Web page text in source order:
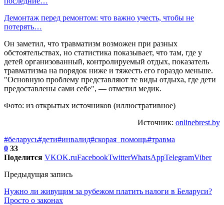
Демонтаж перед ремонтом: что важно учесть, чтобы не
потерять…
Он заметил, что травматизм возможен при разных
обстоятельствах, но статистика показывает, что там, где у
детей организованный, контролируемый отдых, показатель
травматизма на порядок ниже и тяжесть его гораздо меньше.
"Основную проблему представляют те виды отдыха, где дети
предоставлены сами себе", — отметил медик.
Фото: из открытых источников (иллюстративное)
Источник: onlinebrest.by
#беларусь#дети#инвалид#скорая_помощь#травма
0 33
Поделится VKOK.ruFacebookTwitterWhatsAppTelegramViber
Предыдущая запись
Нужно ли живущим за рубежом платить налоги в Беларуси?
Просто о законах